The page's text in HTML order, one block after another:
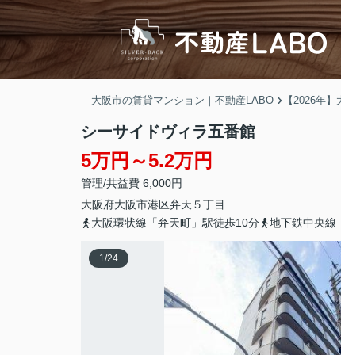
｜大阪市の賃貸マンション｜不動産LABO 【2026年
シーサイドヴィラ五番館
5万円～5.2万円
管理/共益費 6,000円
大阪府大阪市港区弁天 ５丁目
大阪環状線「弁天町」駅徒歩10分
地下鉄中央線
1/24